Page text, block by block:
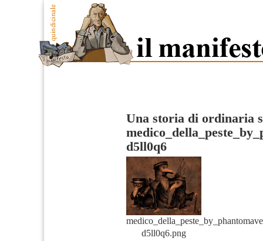
Una storia di ordinaria
d5ll0q6
d5ll0q6.png